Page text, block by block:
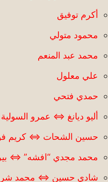
أكرم توفيق
محمود متولي
محمد عبد المنعم
علي معلول
حمدي فتحي
أليو ديانغ ⇔ عمرو السولية
حسين الشحات ⇔ كريم
محمد مجدي “افشه” ⇔
شادي حسين ⇔ محمد